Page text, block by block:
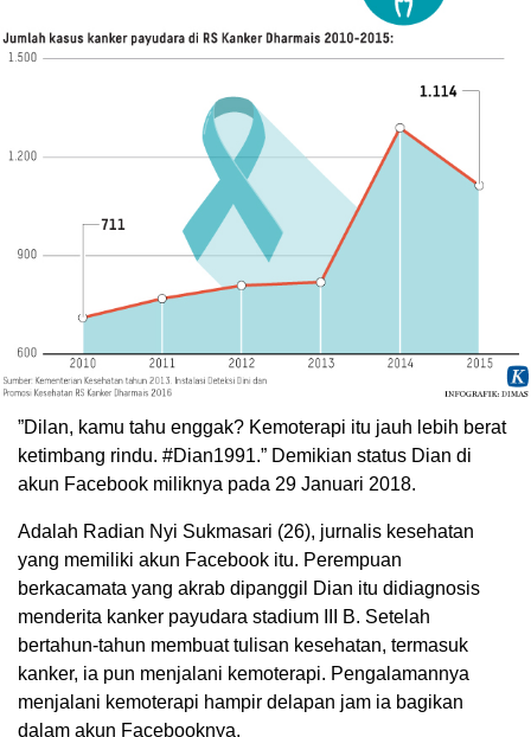
”Dilan, kamu tahu enggak? Kemoterapi itu jauh lebih berat
ketimbang rindu. #Dian1991.” Demikian status Dian di
akun Facebook miliknya pada 29 Januari 2018.
Adalah Radian Nyi Sukmasari (26), jurnalis kesehatan
yang memiliki akun Facebook itu. Perempuan
berkacamata yang akrab dipanggil Dian itu didiagnosis
menderita kanker payudara stadium III B. Setelah
bertahun-tahun membuat tulisan kesehatan, termasuk
kanker, ia pun menjalani kemoterapi. Pengalamannya
menjalani kemoterapi hampir delapan jam ia bagikan
dalam akun Facebooknya.